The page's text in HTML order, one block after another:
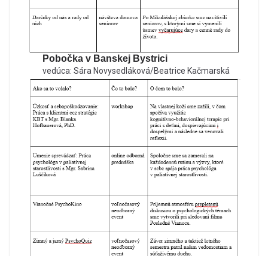
Pobočka v Banskej Bystrici
vedúca: Sára Novysedláková/Beatrice Kačmarská